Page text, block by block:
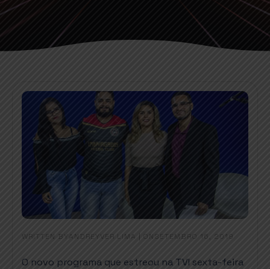
WRITTEN BY ANDREYVER LIMA ONSETEMBRO 16, 2019
O novo programa que estreou na TVI sexta-feira